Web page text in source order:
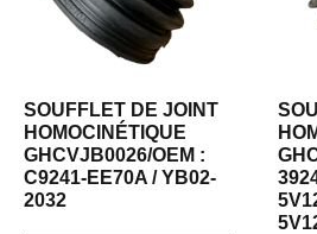
SOUFFLET DE JOINT
HOMOCINÉTIQUE
GHCVJB0026/OEM :
C9241-EE70A / YB02-
2032